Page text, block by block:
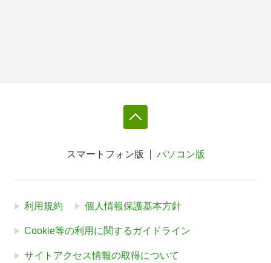
スマートフォン版 パソコン版
利用規約 個人情報保護基本方針
Cookie等の利用に関するガイドライン
サイトアクセス情報の取得について